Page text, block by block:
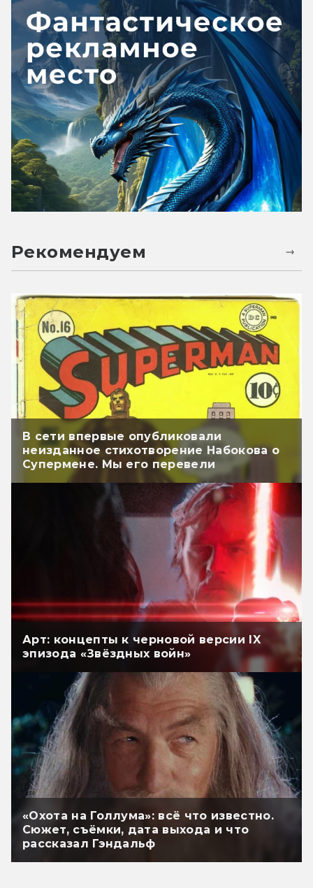
Рекомендуем
В сети впервые опубликовали
неизданное стихотворение Набокова о
Супермене. Мы его перевели
Арт: концепты к черновой версии IX
эпизода «Звёздных войн»
«Охота на Голлума»: всё что известно.
Сюжет, съёмки, дата выхода и что
рассказал Гэндальф